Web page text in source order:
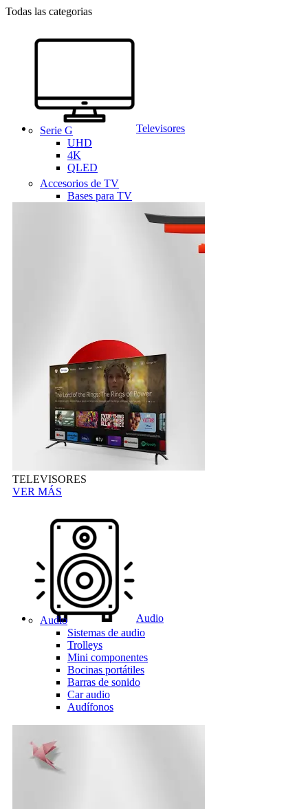
Todas las categorias
Televisores
Serie G
UHD
4K
QLED
Accesorios de TV
Bases para TV
TELEVISORES
VER MÁS
Audio
Audio
Sistemas de audio
Trolleys
Mini componentes
Bocinas portátiles
Barras de sonido
Car audio
Audífonos